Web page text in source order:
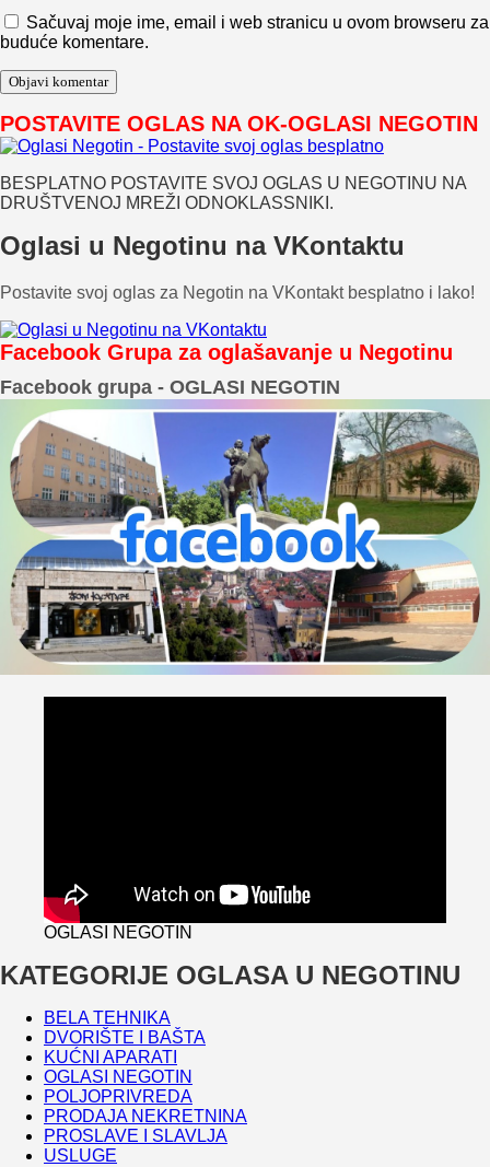
Sačuvaj moje ime, email i web stranicu u ovom browseru za
buduće komentare.
POSTAVITE OGLAS NA OK-OGLASI NEGOTIN
BESPLATNO POSTAVITE SVOJ OGLAS U NEGOTINU NA
DRUŠTVENOJ MREŽI ODNOKLASSNIKI.
Oglasi u Negotinu na VKontaktu
Postavite svoj oglas za Negotin na VKontakt besplatno i lako!
Facebook Grupa za oglašavanje u Negotinu
Facebook grupa - OGLASI NEGOTIN
OGLASI NEGOTIN
KATEGORIJE OGLASA U NEGOTINU
BELA TEHNIKA
DVORIŠTE I BAŠTA
KUĆNI APARATI
OGLASI NEGOTIN
POLJOPRIVREDA
PRODAJA NEKRETNINA
PROSLAVE I SLAVLJA
USLUGE